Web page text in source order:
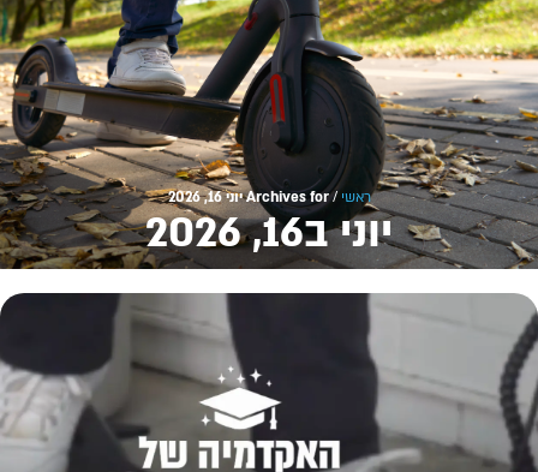
ראשי/Archives for יוני 16, 2026
יוני ב16, 2026